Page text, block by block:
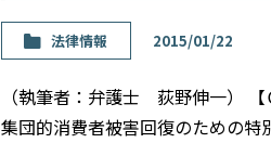
法律情報 2015/01/22
（執筆者：弁護士 荻野伸一） 【
集団的消費者被害回復のための